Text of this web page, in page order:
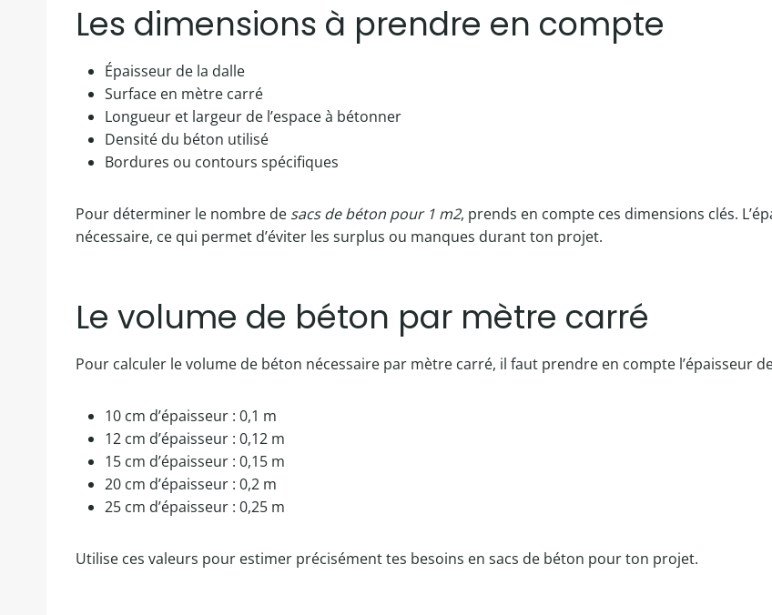
Les dimensions à prendre en compte
Épaisseur de la dalle
Surface en mètre carré
Longueur et largeur de l’espace à bétonner
Densité du béton utilisé
Bordures ou contours spécifiques
Pour déterminer le nombre de sacs de béton pour 1 m2, prends en compte ces dimensions clés.
nécessaire, ce qui permet d’éviter les surplus ou manques durant ton projet.
Le volume de béton par mètre carré
Pour calculer le volume de béton nécessaire par mètre carré, il faut prendre en compte l’épaisseur
10 cm d’épaisseur : 0,1 m
12 cm d’épaisseur : 0,12 m
15 cm d’épaisseur : 0,15 m
20 cm d’épaisseur : 0,2 m
25 cm d’épaisseur : 0,25 m
Utilise ces valeurs pour estimer précisément tes besoins en sacs de béton pour ton projet.